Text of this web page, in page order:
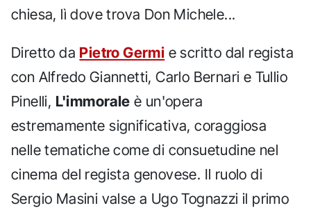
chiesa, lì dove trova Don Michele...
Diretto da Pietro Germi e scritto dal regista
con Alfredo Giannetti, Carlo Bernari e Tullio
Pinelli, L'immorale è un'opera
estremamente significativa, coraggiosa
nelle tematiche come di consuetudine nel
cinema del regista genovese. Il ruolo di
Sergio Masini valse a Ugo Tognazzi il primo